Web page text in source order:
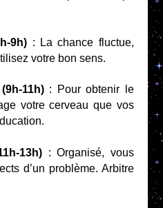
9h) : La chance fluctue,
votre bon sens.
11h) : Pour obtenir le
votre cerveau que vos
13h) : Organisé, vous
d’un problème. Arbitre